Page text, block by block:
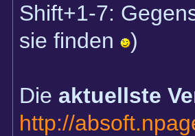
Shift+1-7:
sie finden
)
Die aktuellste
http://